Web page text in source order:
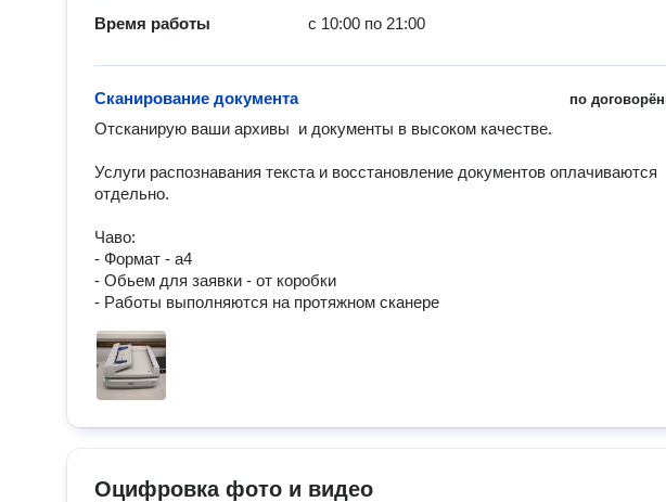
Время работы
с 10:00 по 21:00
по
Сканирование документа
Отсканирую ваши архивы  и документы в высоком качестве.
Услуги распознавания текста и восстановление документов оплачиваются
отдельно.
Чаво:
- Формат - а4
- Обьем для заявки - от коробки
- Работы выполняются на протяжном сканере
Оцифровка фото и видео